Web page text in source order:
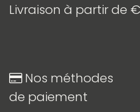
Livraison à partir de €
Nos méthodes
de paiement